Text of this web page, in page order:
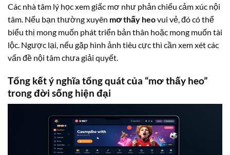
Các nhà tâm lý học xem giấc mơ như phản chiếu cảm xúc nội
tâm. Nếu bạn thường xuyên mơ thấy heovui vẻ, đó có thể
biểu thị mong muốn phát triển bản thân hoặc mong muốn tài
lộc. Ngược lại, nếu gặp hình ảnh tiêu cực thì cần xem xét các
vấn đề nội tâm chưa giải quyết.
Tổng kết ý nghĩa tổng quát của “mơ thấy heo”
trong đời sống hiện đại